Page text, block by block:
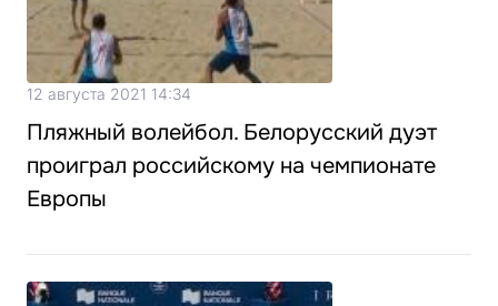
12 августа 2021 14:34
Пляжный волейбол. Белорусский дуэт
проиграл российскому на чемпионате
Европы